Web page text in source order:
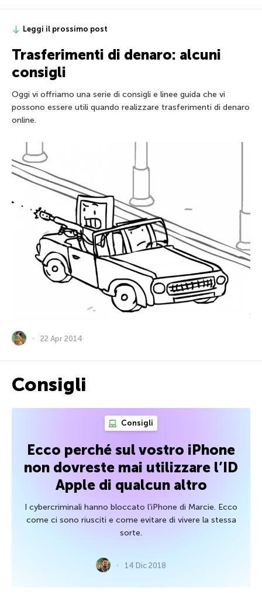
Leggi il prossimo post
Trasferimenti di denaro: alcuni
consigli
Oggi vi offriamo una serie di consigli e linee guida che vi
possono essere utili quando realizzare trasferimenti di denaro
online.
22 Apr 2014
Consigli
Consigli
Ecco perché sul vostro iPhone
non dovreste mai utilizzare l’ID
Apple di qualcun altro
I cybercriminali hanno bloccato l’iPhone di Marcie. Ecco
come ci sono riusciti e come evitare di vivere la stessa
sorte.
14 Dic 2018